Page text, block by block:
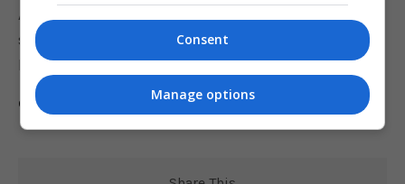
Azure serão usados para jogos em nuvem e
serviços de streaming de conteúdo da Sony e
PlayStation.
Comente esta notícia no Fórum Outer Space
Consent
Manage options